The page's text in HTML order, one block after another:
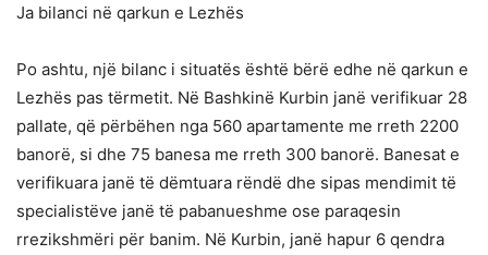
Ja bilanci në qarkun e Lezhës
Po ashtu, një bilanc i situatës është bërë edhe në qarkun e
Lezhës pas tërmetit. Në Bashkinë Kurbin janë verifikuar 28
pallate, që përbëhen nga 560 apartamente me rreth 2200
banorë, si dhe 75 banesa me rreth 300 banorë. Banesat e
verifikuara janë të dëmtuara rëndë dhe sipas mendimit të
specialistëve janë të pabanueshme ose paraqesin
rrezikshmëri për banim. Në Kurbin, janë hapur 6 qendra